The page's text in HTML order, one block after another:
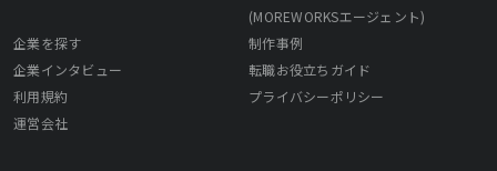
(MOREWORKSエージェント)
企業を探す
制作事例
企業インタビュー
転職お役立ちガイド
利用規約
プライバシーポリシー
運営会社